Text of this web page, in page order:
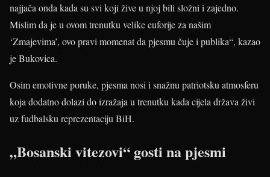
najjača onda kada su svi koji žive u njoj bili složni i zajedno.
Mislim da je u ovom trenutku velike euforije za našim
‘Zmajevima’, ovo pravi momenat da pjesmu čuje i publika“, kazao
je Bukovica.
Osim emotivne poruke, pjesma nosi i snažnu patriotsku atmosferu
koja dodatno dolazi do izražaja u trenutku kada cijela država živi
uz fudbalsku reprezentaciju BiH.
„Bosanski vitezovi“ gosti na pjesmi